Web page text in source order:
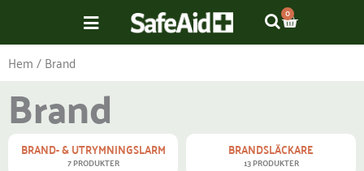
innehåll
0
Hem/ Brand
Brand
BRAND- & UTRYMNINGSLARM
7 PRODUKTER
BRANDSLÄCKARE
13 PRODUKTER